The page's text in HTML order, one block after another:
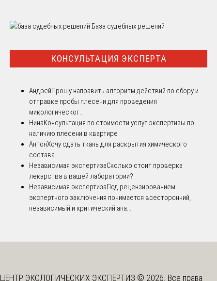
База судебных решений
КОНСУЛЬТАЦИЯ ЭКСПЕРТА
АндрейПрошу направить алгоритм действий по сбору и
отправке пробы плесени для проведения
микологическог...
НинаКонсультация по стоимости услуг экспертизы по
наличию плесени в квартире
АнтонХочу сдать ткань для раскрытия химического
состава
Независимая экспертизаСколько стоит проверка
лекарства в вашей лаборатории?
Независимая экспертизаПод рецензированием
экспертного заключения понимается всесторонний,
независимый и критический ана...
ЦЕНТР ЭКОЛОГИЧЕСКИХ ЭКСПЕРТИЗ © 2026. Все права